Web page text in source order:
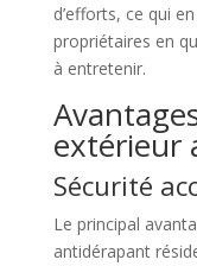
d’efforts, ce qui
propriétaires en
à entretenir.
extérieur
Sécurité
Le principal
antidérapant